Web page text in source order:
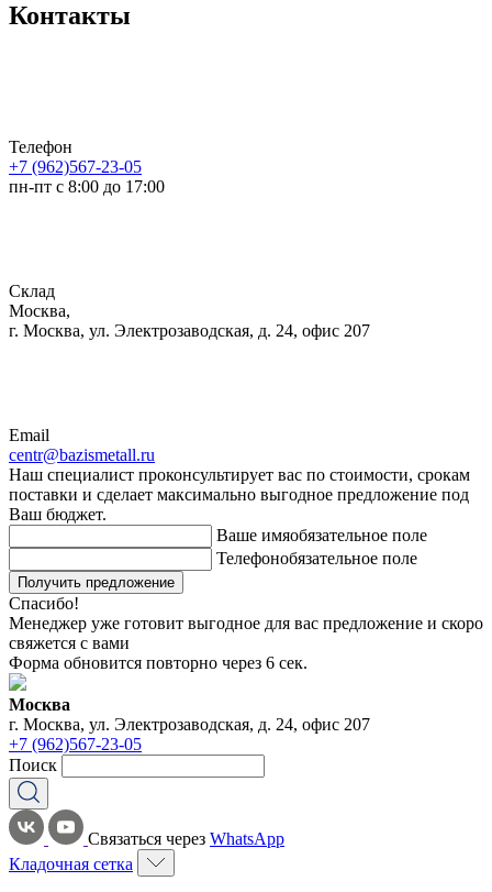
Контакты
Телефон
+7 (962)567-23-05
пн-пт с 8:00 до 17:00
Склад
Москва,
г. Москва, ул. Электрозаводская, д. 24, офис 207
Email
centr@bazismetall.ru
Наш специалист проконсультирует вас по стоимости, срокам
поставки и сделает максимально выгодное предложение под
Ваш бюджет.
Ваше имяобязательное поле
Телефонобязательное поле
Получить предложение
Спасибо!
Менеджер уже готовит выгодное для вас предложение и скоро
свяжется с вами
Форма обновится повторно через 6 сек.
Москва
г. Москва, ул. Электрозаводская, д. 24, офис 207
+7 (962)567-23-05
Поиск
Связаться через WhatsApp
Кладочная сетка